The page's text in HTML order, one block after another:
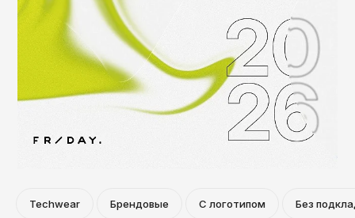
Techwear Брендовые С логотипом Без